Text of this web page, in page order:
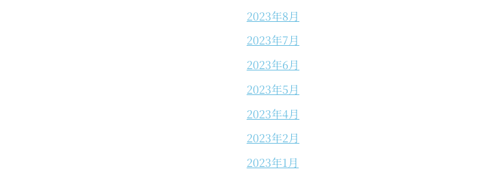
2023年8月
2023年7月
2023年6月
2023年5月
2023年4月
2023年2月
2023年1月